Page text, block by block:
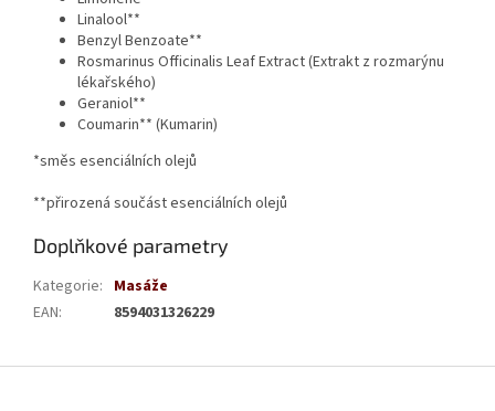
Linalool**
Benzyl Benzoate**
Rosmarinus Officinalis Leaf Extract (Extrakt z rozmarýnu
lékařského)
Geraniol**
Coumarin** (Kumarin)
*směs esenciálních olejů
**přirozená součást esenciálních olejů
Doplňkové parametry
Kategorie: Masáže
EAN: 8594031326229